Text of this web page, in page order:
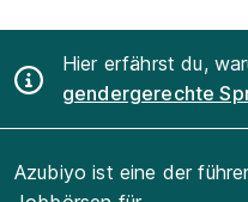
Hier erfährst du,
gendergerechte
Azubiyo ist eine der